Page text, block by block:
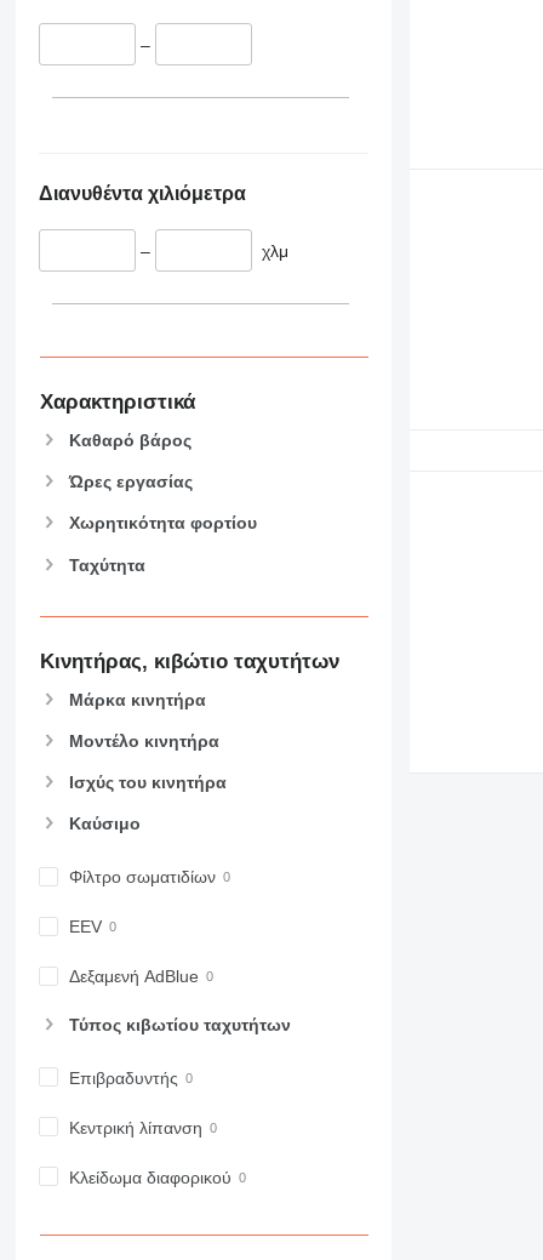
336
374
420
428
432
434
826
908
918
920
926
930
931
950
955
966
973
982
TM
–
Διανυθέντα χιλιόμετρα
– χλμ
Χαρακτηριστικά
Καθαρό βάρος
Ώρες εργασίας
Χωρητικότητα φορτίου
Ταχύτητα
Κινητήρας, κιβώτιο ταχυτήτων
Μάρκα κινητήρα
Μοντέλο κινητήρα
Ισχύς του κινητήρα
Καύσιμο
Φίλτρο σωματιδίων
EEV
Δεξαμενή AdBlue
Τύπος κιβωτίου ταχυτήτων
Επιβραδυντής
Κεντρική λίπανση
Κλείδωμα διαφορικού